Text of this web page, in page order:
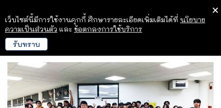
เว็บไซต์นี้มีการใช้งานคุกกี้ ศึกษารายละเอียดเพิ่มเติมได้ที่ นโยบาย
ความเป็นส่วนตัว และ ข้อตกลงการใช้บริการ
รับทราบ